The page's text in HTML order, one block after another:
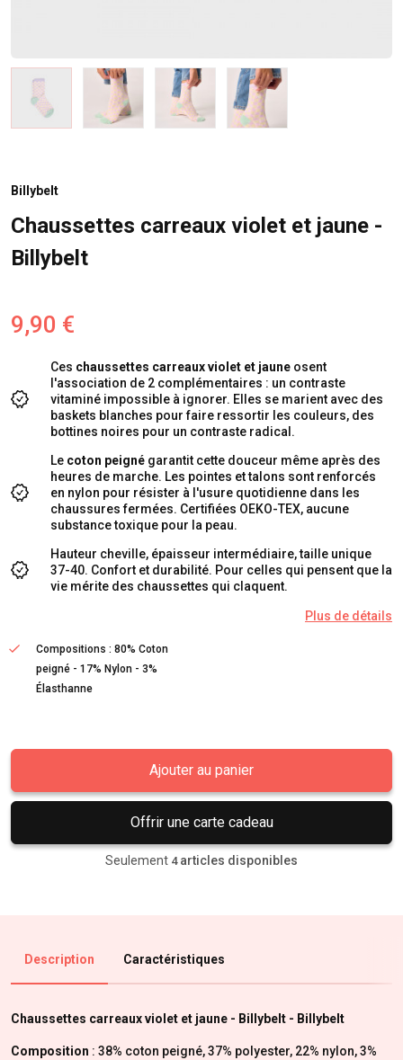
Billybelt
Chaussettes carreaux violet et jaune -
Billybelt
9,90 €
Ces chaussettes carreaux violet et jaune osent
l'association de 2 complémentaires : un contraste
vitaminé impossible à ignorer. Elles se marient avec des
baskets blanches pour faire ressortir les couleurs, des
bottines noires pour un contraste radical.
Le coton peigné garantit cette douceur même après des
heures de marche. Les pointes et talons sont renforcés
en nylon pour résister à l'usure quotidienne dans les
chaussures fermées. Certifiées OEKO-TEX, aucune
substance toxique pour la peau.
Hauteur cheville, épaisseur intermédiaire, taille unique
37-40. Confort et durabilité. Pour celles qui pensent que la
vie mérite des chaussettes qui claquent.
Plus de détails
Compositions : 80% Coton
peigné - 17% Nylon - 3%
Élasthanne
Ajouter au panier
Offrir une carte cadeau
Seulement 4 articles disponibles
Description Caractéristiques
Chaussettes carreaux violet et jaune - Billybelt - Billybelt
Composition : 38% coton peigné, 37% polyester, 22% nylon, 3%